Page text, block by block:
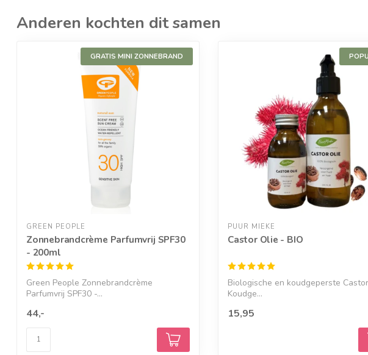
Anderen kochten dit samen
GRATIS MINI ZONNEBRAND
GREEN PEOPLE
Zonnebrandcrème Parfumvrij SPF30
- 200ml
Green People Zonnebrandcrème
Parfumvrij SPF30 -...
44,-
PUUR MIEKE
Castor Olie - BIO
Biologische en koudgeperste
Koudge...
15,95